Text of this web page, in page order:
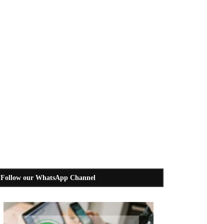
Follow our WhatsApp Channel